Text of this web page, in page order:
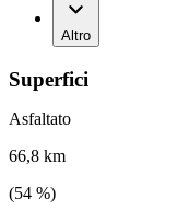
Altro
Superfici
Asfaltato
66,8 km
(54 %)